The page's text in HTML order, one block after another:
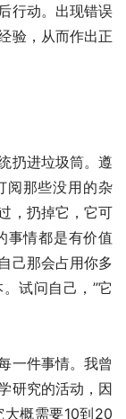
行动。出现错误
验，从而作出正
扔进垃圾筒。遵
阅那些没用的杂
，扔掉它，它可
事情都是有价值
己那会占用你多
试问自己，”它
件事情。我曾
研究的活动，因
概需要10到20